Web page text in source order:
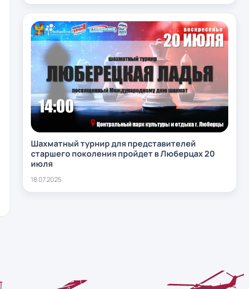
Шахматный турнир для представителей
старшего поколения пройдет в Люберцах 20
июля
18.07.2025